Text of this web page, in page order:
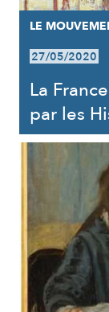
LE
27/05/2020
La
par les